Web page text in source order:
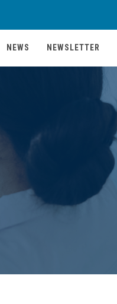
NEWS NEWSLETTER